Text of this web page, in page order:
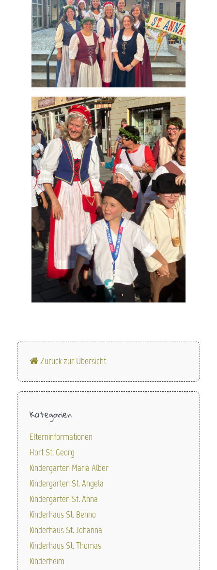
Zurück zur Übersicht
Kategorien
Elterninformationen
Hort St. Georg
Kindergarten Maria Alber
Kindergarten St. Angela
Kindergarten St. Anna
Kinderhaus St. Benno
Kinderhaus St. Johanna
Kinderhaus St. Thomas
Kinderheim